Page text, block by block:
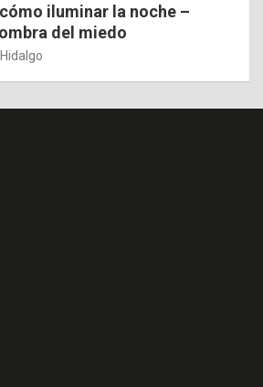
iluminar la noche –
del miedo